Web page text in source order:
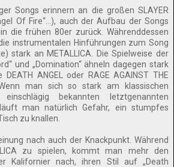
Songs erinnern an die großen SLAYER
Of Fire“...), auch der Aufbau der Songs
die frühen 80er zurück. Währenddessen
instrumentalen Hinführungen zum Song
stark an METALLICA. Die Spielweise der
und „Domination“ ähneln dagegen stark
ANGEL oder RAGE AGAINST THE
Wenn man sich so stark am klassischen
bekannten letztgenannten
man natürlich Gefahr, ein stumpfes
zu knallen.
nach auch der Knackpunkt. Während
zu spielen, kommt man mehr den
Kalifornier nach, ihren Stil auf „Death